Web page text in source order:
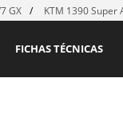
GX KTM 1390 Super
FICHAS TÉCNICAS